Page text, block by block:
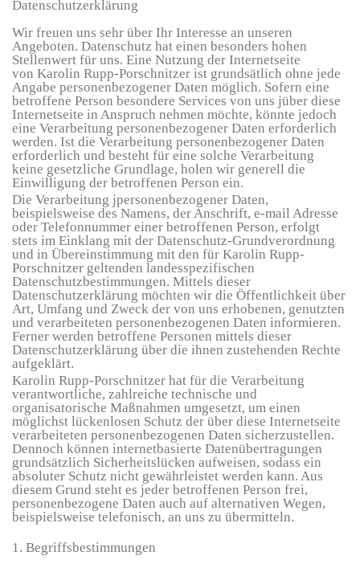
Datenschutzerklärung
Wir freuen uns sehr über Ihr Interesse an unseren
Angeboten. Datenschutz hat einen besonders hohen
Stellenwert für uns. Eine Nutzung der Internetseite
von Karolin Rupp-Porschnitzer ist grundsätlich ohne jede
Angabe personenbezogener Daten möglich. Sofern eine
betroffene Person besondere Services von uns jüber diese
Internetseite in Anspruch nehmen möchte, könnte jedoch
eine Verarbeitung personenbezogener Daten erforderlich
werden. Ist die Verarbeitung personenbezogener Daten
erforderlich und besteht für eine solche Verarbeitung
keine gesetzliche Grundlage, holen wir generell die
Einwilligung der betroffenen Person ein.
Die Verarbeitung jpersonenbezogener Daten,
beispielsweise des Namens, der Anschrift, e-mail Adresse
oder Telefonnummer einer betroffenen Person, erfolgt
stets im Einklang mit der Datenschutz-Grundverordnung
und in Übereinstimmung mit den für Karolin Rupp-
Porschnitzer geltenden landesspezifischen
Datenschutzbestimmungen. Mittels dieser
Datenschutzerklärung möchten wir die Öffentlichkeit über
Art, Umfang und Zweck der von uns erhobenen, genutzten
und verarbeiteten personenbezogenen Daten informieren.
Ferner werden betroffene Personen mittels dieser
Datenschutzerklärung über die ihnen zustehenden Rechte
aufgeklärt.
Karolin Rupp-Porschnitzer hat für die Verarbeitung
verantwortliche, zahlreiche technische und
organisatorische Maßnahmen umgesetzt, um einen
möglichst lückenlosen Schutz der über diese Internetseite
verarbeiteten personenbezogenen Daten sicherzustellen.
Dennoch können internetbasierte Datenübertragungen
grundsätzlich Sicherheitslücken aufweisen, sodass ein
absoluter Schutz nicht gewährleistet werden kann. Aus
diesem Grund steht es jeder betroffenen Person frei,
personenbezogene Daten auch auf alternativen Wegen,
beispielsweise telefonisch, an uns zu übermitteln.
1. Begriffsbestimmungen